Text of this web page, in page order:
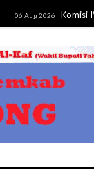
2026 Komisi IV DPRD